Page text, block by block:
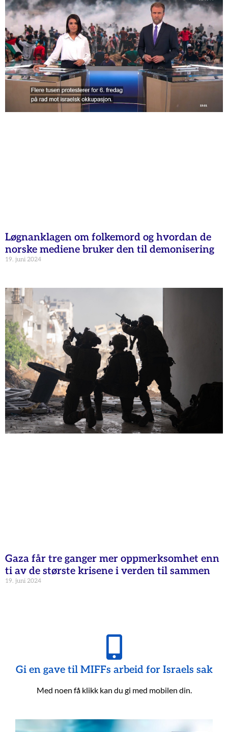
Løgnanklagen om folkemord og hvordan de
norske mediene bruker den til demonisering
19. juni 2024
Gaza får tre ganger mer oppmerksomhet enn
ti av de største krisene i verden til sammen
19. juni 2024
Gi en gave til MIFFs arbeid for Israels sak
Med noen få klikk kan du gi med mobilen din.